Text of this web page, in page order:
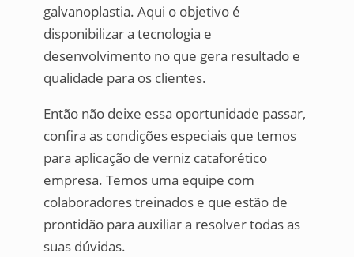
galvanoplastia. Aqui o objetivo é
disponibilizar a tecnologia e
desenvolvimento no que gera resultado e
qualidade para os clientes.
Então não deixe essa oportunidade passar,
confira as condições especiais que temos
para aplicação de verniz cataforético
empresa. Temos uma equipe com
colaboradores treinados e que estão de
prontidão para auxiliar a resolver todas as
suas dúvidas.